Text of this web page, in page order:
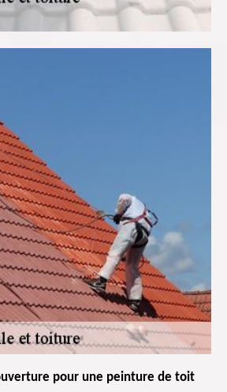
pour une peinture de toit